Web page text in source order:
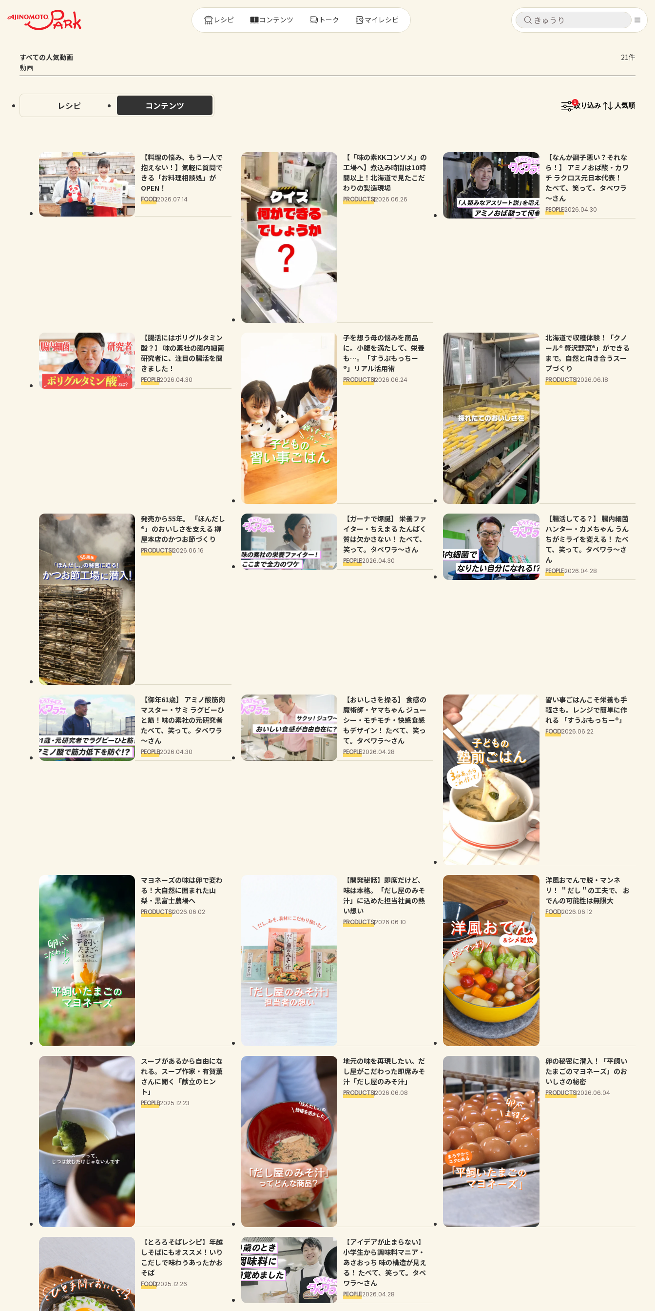
キャンセル
コンテンツ
レシピ
トーク
キャンセル
レシピ コンテンツ トーク マイレシピ
すべての人気動画
21件
動画
レシピ コンテンツ 1
絞り込み 人気順
【料理の悩み、もう一人で
抱えない！】気軽に質問で
きる「お料理相談処」が
OPEN！
FOOD2026.07.14
【「味の素KKコンソメ」の
工場へ】煮込み時間は10時
間以上！北海道で見たこだ
わりの製造現場
PRODUCTS2026.06.26
【なんか調子悪い？それな
ら！】 アミノおば酸・カワ
チ ラクロス元日本代表！
たべて、笑って。タベワラ
～さん
PEOPLE2026.04.30
【腸活にはポリグルタミン
酸？】 味の素社の腸内細菌
研究者に、注目の腸活を聞
きました！
PEOPLE2026.04.30
子を想う母の悩みを商品
に。小腹を満たして、栄養
も…。「すうぷもっちー
®」リアル活用術
PRODUCTS2026.06.24
北海道で収穫体験！「クノ
ール® 贅沢野菜®」ができる
まで。自然と向き合うスー
プづくり
PRODUCTS2026.06.18
発売から55年。 「ほんだし
®」のおいしさを支える 柳
屋本店のかつお節づくり
PRODUCTS2026.06.16
【ガーナで爆誕】 栄養ファ
イター・ちえまる たんぱく
質は欠かさない！ たべて、
笑って。タベワラ～さん
PEOPLE2026.04.30
【腸活してる？】 腸内細菌
ハンター・カメちゃん うん
ちがミライを変える！ たべ
て、笑って。タベワラ～さ
ん
PEOPLE2026.04.28
【御年61歳】 アミノ酸筋肉
マスター・サミ ラグビーひ
と筋！味の素社の元研究者
たべて、笑って。タベワラ
～さん
PEOPLE2026.04.30
【おいしさを操る】 食感の
魔術師・ヤマちゃん ジュー
シー・モチモチ・快感食感
もデザイン！ たべて、笑っ
て。タベワラ～さん
PEOPLE2026.04.28
習い事ごはんこそ栄養も手
軽さも。レンジで簡単に作
れる 「すうぷもっちー®」
FOOD2026.06.22
マヨネーズの味は卵で変わ
る！大自然に囲まれた山
梨・黒富士農場へ
PRODUCTS2026.06.02
【開発秘話】即席だけど、
味は本格。「だし屋のみそ
汁」に込めた担当社員の熱
い想い
PRODUCTS2026.06.10
洋風おでんで脱・マンネ
リ！ ＂だし＂の工夫で、 お
でんの可能性は無限大
FOOD2026.06.12
スープがあるから自由にな
れる。スープ作家・有賀薫
さんに聞く「献立のヒン
ト」
PEOPLE2025.12.23
地元の味を再現したい。だ
し屋がこだわった即席みそ
汁「だし屋のみそ汁」
PRODUCTS2026.06.08
卵の秘密に潜入！「平飼い
たまごのマヨネーズ」のお
いしさの秘密
PRODUCTS2026.06.04
【とろろそばレシピ】年越
しそばにもオススメ！いり
こだしで味わうあったかお
そば
FOOD2025.12.26
【アイデアが止まらない】
小学生から調味料マニア・
あさおっち 味の構造が見え
る！ たべて、笑って。タベ
ワラ～さん
PEOPLE2026.04.28